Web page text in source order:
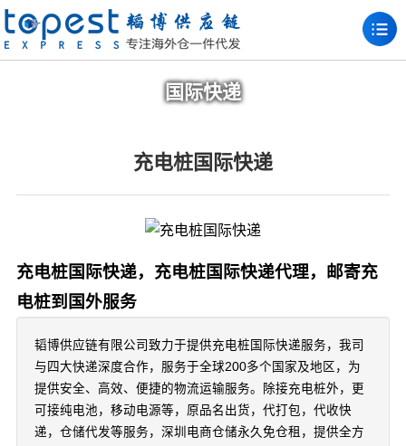
国际快递
充电桩国际快递
充电桩国际快递，充电桩国际快递代理，邮寄充
电桩到国外服务
韬博供应链有限公司致力于提供充电桩国际快递服务，我司
与四大快递深度合作，服务于全球200多个国家及地区，为
提供安全、高效、便捷的物流运输服务。除接充电桩外，更
可接纯电池，移动电源等，原品名出货，代打包，代收快
递，仓储代发等服务，深圳电商仓储永久免仓租，提供全方